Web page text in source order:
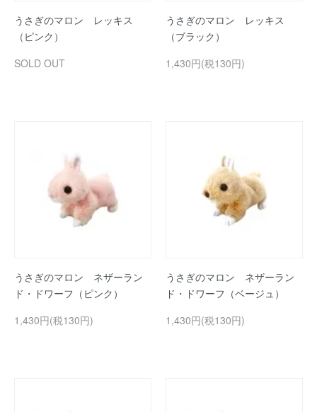
うさぎのマロン レッキス
（ピンク）
SOLD OUT
うさぎのマロン レッキス
（ブラック）
1,430円(税130円)
うさぎのマロン ネザーラン
ド・ドワーフ（ピンク）
1,430円(税130円)
うさぎのマロン ネザーラン
ド・ドワーフ（ベージュ）
1,430円(税130円)